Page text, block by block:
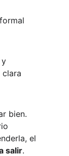
y
bien.
el
salir.